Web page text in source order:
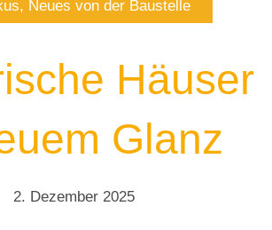
, Neues von der Baustelle
Häuser
Glanz
2. Dezember 2025